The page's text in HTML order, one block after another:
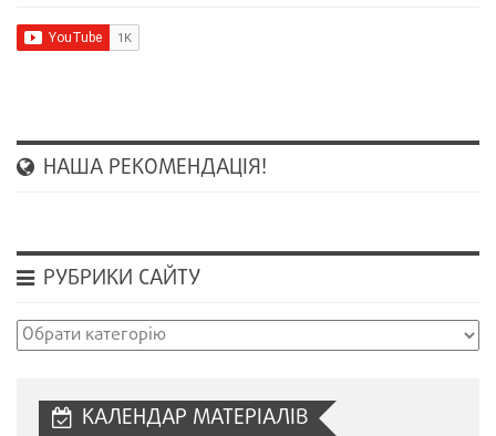
НАША РЕКОМЕНДАЦІЯ!
РУБРИКИ САЙТУ
Рубрики
КАЛЕНДАР МАТЕРІАЛІВ